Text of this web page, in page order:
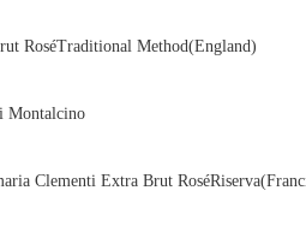
RoséTraditional Method(England)
Clementi Extra Brut